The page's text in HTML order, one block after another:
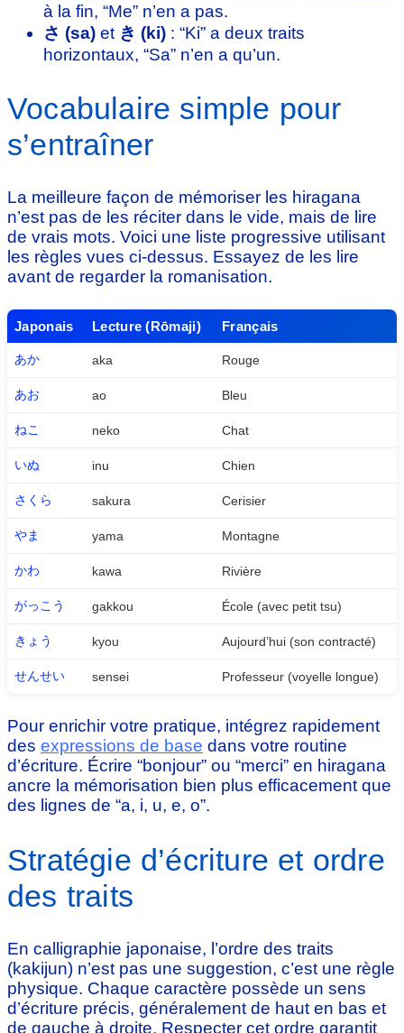
à la fin, “Me” n’en a pas.
さ (sa) et き (ki) : “Ki” a deux traits
horizontaux, “Sa” n’en a qu’un.
Vocabulaire simple pour
s’entraîner
La meilleure façon de mémoriser les hiragana
n’est pas de les réciter dans le vide, mais de lire
de vrais mots. Voici une liste progressive utilisant
les règles vues ci-dessus. Essayez de les lire
avant de regarder la romanisation.
Japonais Lecture (Rōmaji) Français
あか aka Rouge
あお ao Bleu
ねこ neko Chat
いぬ inu Chien
さくら sakura Cerisier
やま yama Montagne
かわ kawa Rivière
がっこう gakkou École (avec petit tsu)
きょう kyou Aujourd’hui (son contracté)
せんせい sensei Professeur (voyelle longue)
Pour enrichir votre pratique, intégrez rapidement
des expressions de base dans votre routine
d’écriture. Écrire “bonjour” ou “merci” en hiragana
ancre la mémorisation bien plus efficacement que
des lignes de “a, i, u, e, o”.
Stratégie d’écriture et ordre
des traits
En calligraphie japonaise, l’ordre des traits
(kakijun) n’est pas une suggestion, c’est une règle
physique. Chaque caractère possède un sens
d’écriture précis, généralement de haut en bas et
de gauche à droite. Respecter cet ordre garantit